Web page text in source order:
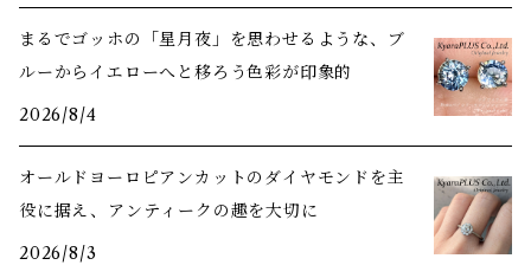
まるでゴッホの「星月夜」を思わせるような、ブ
ルーからイエローへと移ろう色彩が印象的
2026/8/4
オールドヨーロピアンカットのダイヤモンドを主
役に据え、アンティークの趣を大切に
2026/8/3